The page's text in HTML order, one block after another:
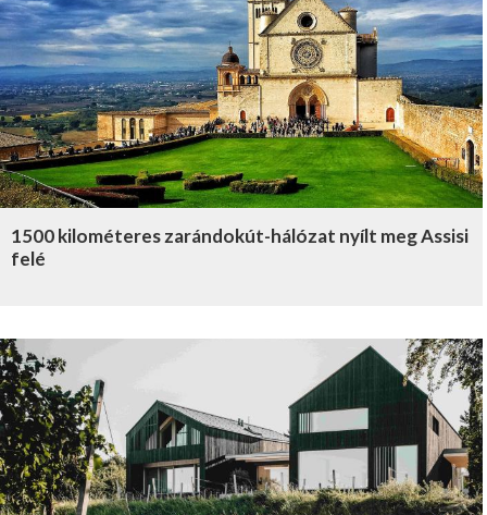
1500 kilométeres zarándokút-hálózat nyílt meg Assisi
felé